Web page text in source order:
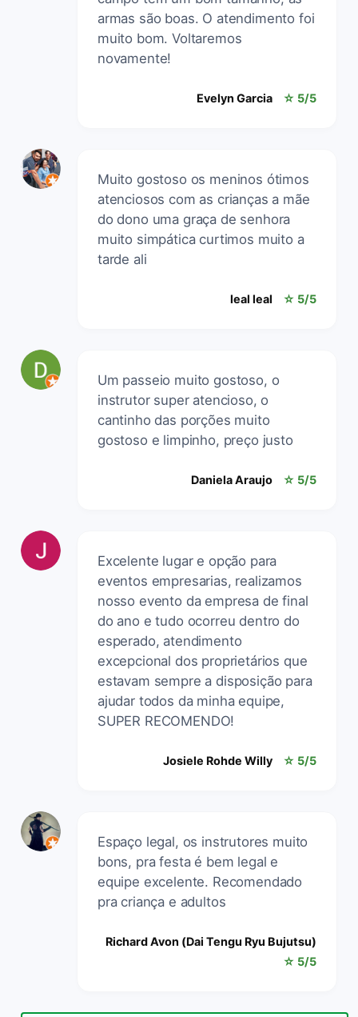
armas são boas. O atendimento foi
muito bom. Voltaremos
novamente!
Evelyn Garcia ☆ 5/5
Muito gostoso os meninos ótimos
atenciosos com as crianças a mãe
do dono uma graça de senhora
muito simpática curtimos muito a
tarde ali
leal leal ☆ 5/5
Um passeio muito gostoso, o
instrutor super atencioso, o
cantinho das porções muito
gostoso e limpinho, preço justo
Daniela Araujo ☆ 5/5
Excelente lugar e opção para
eventos empresarias, realizamos
nosso evento da empresa de final
do ano e tudo ocorreu dentro do
esperado, atendimento
excepcional dos proprietários que
estavam sempre a disposição para
ajudar todos da minha equipe,
SUPER RECOMENDO!
Josiele Rohde Willy ☆ 5/5
Espaço legal, os instrutores muito
bons, pra festa é bem legal e
equipe excelente. Recomendado
pra criança e adultos
Richard Avon (Dai Tengu Ryu Bujutsu)
☆ 5/5